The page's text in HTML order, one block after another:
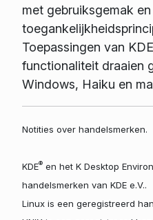
met gebruiksgemak
Toepassingen van
functionaliteit draaien
Windows, Haiku en
Notities over handelsmerken.
KDE®en het K Desktop
handelsmerken van KDE e.V..
Linux is een geregistreerd